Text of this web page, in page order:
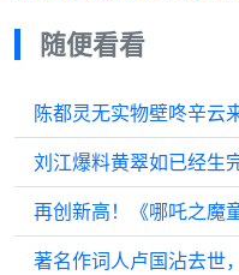
随便看看
再创新高！《哪吒之魔